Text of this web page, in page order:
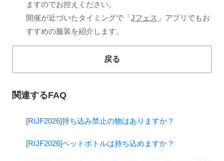
ますのでお控えください。
開催が近づいたタイミングで「Jフェス 」アプリでもお
すすめの服装を紹介します。
戻る
関連するFAQ
[RIJF2026]持ち込み禁止の物はありますか？
[RIJF2026]ペットボトルは持ち込めますか？